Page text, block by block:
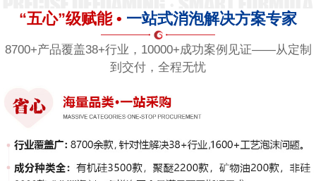
“五心”级赋能 • 一站式消泡解决方案专家
8700+产品覆盖38+行业，10000+成功案例见证——从定制
到交付，全程无忧